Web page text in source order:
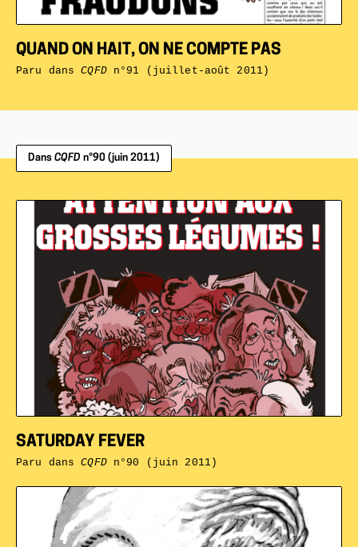
QUAND ON HAIT, ON NE COMPTE PAS
Paru dansCQFDn°91 (juillet-août 2011)
Dans CQFD n°90 (juin 2011)
SATURDAY FEVER
Paru dansCQFDn°90 (juin 2011)